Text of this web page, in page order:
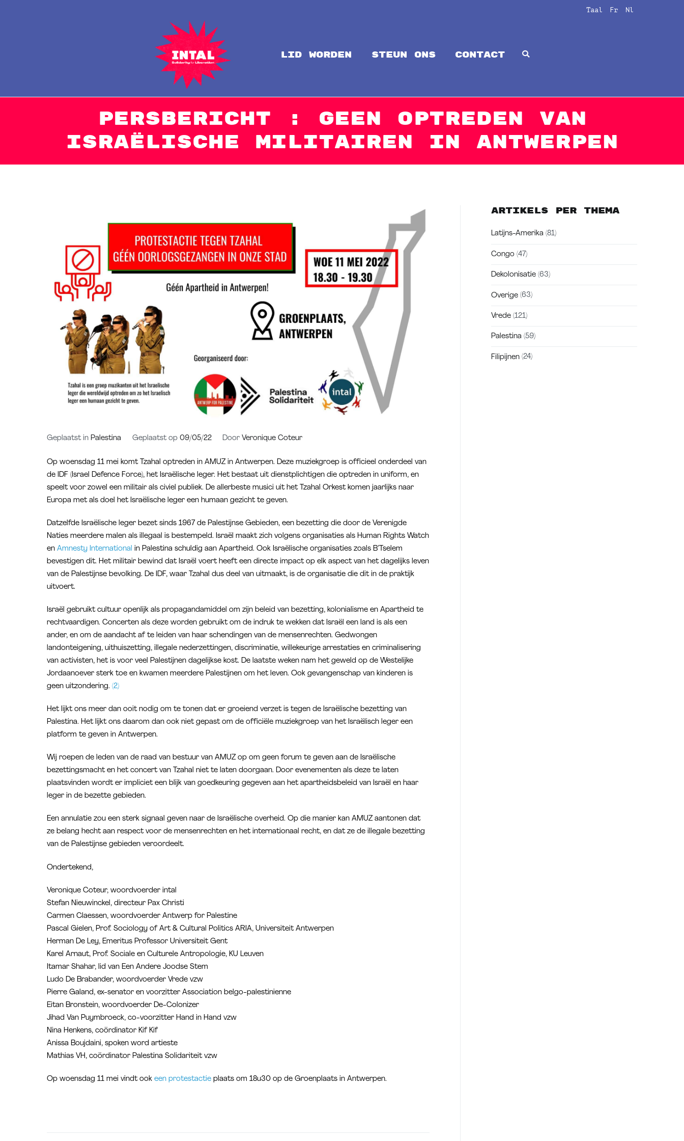
Taal Fr Nl
LID WORDEN steun ons CONTACT
Persbericht : Geen optreden van
Israëlische militairen in Antwerpen
Geplaatst in Palestina Geplaatst op 09/05/22 Door Veronique Coteur
Op woensdag 11 mei komt Tzahal optreden in AMUZ in Antwerpen. Deze muziekgroep is officieel onderdeel van
de IDF (Israel Defence Force), het Israëlische leger. Het bestaat uit dienstplichtigen die optreden in uniform, en
speelt voor zowel een militair als civiel publiek. De allerbeste musici uit het Tzahal Orkest komen jaarlijks naar
Europa met als doel het Israëlische leger een humaan gezicht te geven.
Datzelfde Israëlische leger bezet sinds 1967 de Palestijnse Gebieden, een bezetting die door de Verenigde
Naties meerdere malen als illegaal is bestempeld. Israël maakt zich volgens organisaties als Human Rights Watch
en Amnesty International in Palestina schuldig aan Apartheid. Ook Israëlische organisaties zoals B’Tselem
bevestigen dit. Het militair bewind dat Israël voert heeft een directe impact op elk aspect van het dagelijks leven
van de Palestijnse bevolking. De IDF, waar Tzahal dus deel van uitmaakt, is de organisatie die dit in de praktijk
uitvoert.
Israël gebruikt cultuur openlijk als propagandamiddel om zijn beleid van bezetting, kolonialisme en Apartheid te
rechtvaardigen. Concerten als deze worden gebruikt om de indruk te wekken dat Israël een land is als een
ander, en om de aandacht af te leiden van haar schendingen van de mensenrechten. Gedwongen
landonteigening, uithuiszetting, illegale nederzettingen, discriminatie, willekeurige arrestaties en criminalisering
van activisten, het is voor veel Palestijnen dagelijkse kost. De laatste weken nam het geweld op de Westelijke
Jordaanoever sterk toe en kwamen meerdere Palestijnen om het leven. Ook gevangenschap van kinderen is
geen uitzondering. (2)
Het lijkt ons meer dan ooit nodig om te tonen dat er groeiend verzet is tegen de Israëlische bezetting van
Palestina. Het lijkt ons daarom dan ook niet gepast om de officiële muziekgroep van het Israëlisch leger een
platform te geven in Antwerpen.
Wij roepen de leden van de raad van bestuur van AMUZ op om geen forum te geven aan de Israëlische
bezettingsmacht en het concert van Tzahal niet te laten doorgaan. Door evenementen als deze te laten
plaatsvinden wordt er impliciet een blijk van goedkeuring gegeven aan het apartheidsbeleid van Israël en haar
leger in de bezette gebieden.
Een annulatie zou een sterk signaal geven naar de Israëlische overheid. Op die manier kan AMUZ aantonen dat
ze belang hecht aan respect voor de mensenrechten en het internationaal recht, en dat ze de illegale bezetting
van de Palestijnse gebieden veroordeelt.
Ondertekend,
Veronique Coteur, woordvoerder intal
Stefan Nieuwinckel, directeur Pax Christi
Carmen Claessen, woordvoerder Antwerp for Palestine
Pascal Gielen, Prof. Sociology of Art & Cultural Politics ARIA, Universiteit Antwerpen
Herman De Ley, Emeritus Professor Universiteit Gent
Karel Arnaut, Prof. Sociale en Culturele Antropologie, KU Leuven
Itamar Shahar, lid van Een Andere Joodse Stem
Ludo De Brabander, woordvoerder Vrede vzw
Pierre Galand, ex-senator en voorzitter Association belgo-palestinienne
Eitan Bronstein, woordvoerder De-Colonizer
Jihad Van Puymbroeck, co-voorzitter Hand in Hand vzw
Nina Henkens, coördinator Kif Kif
Anissa Boujdaini, spoken word artieste
Mathias VH, coördinator Palestina Solidariteit vzw
Op woensdag 11 mei vindt ook een protestactie plaats om 18u30 op de Groenplaats in Antwerpen.
Artikels per thema
Latijns-Amerika (81)
Congo (47)
Dekolonisatie (63)
Overige (63)
Vrede (121)
Palestina (59)
Filipijnen (24)